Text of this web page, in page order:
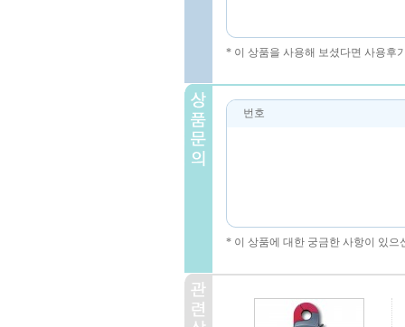
* 이 상품을 사용해 보셨다면 사용후
번호
* 이 상품에 대한 궁금한 사항이 있